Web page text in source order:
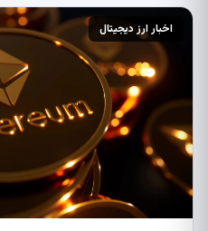
اخبار ارز دیجیتال